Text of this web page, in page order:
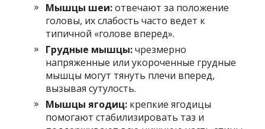
Мышцы шеи:отвечают за положение
головы, их слабость часто ведет к
типичной «голове вперед».
Грудные мышцы:чрезмерно
напряженные или укороченные грудные
мышцы могут тянуть плечи вперед,
вызывая сутулость.
Мышцы ягодиц: крепкие ягодицы
помогают стабилизировать таз и